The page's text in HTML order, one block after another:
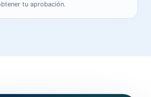
tu aprobación.